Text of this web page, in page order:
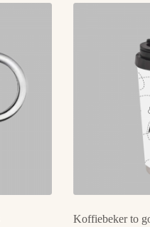
Koffiebeker to